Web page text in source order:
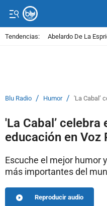
Tendencias: Abelardo De La
Blu Radio / Humor / 'La Cabal’
'La Cabal’
educación en Voz
Escuche el mejor humor
más importantes del
Reproducir audio